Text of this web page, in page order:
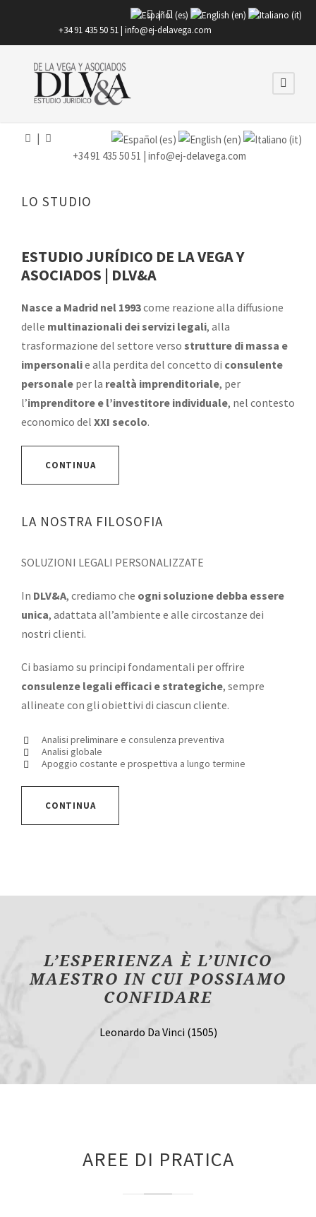
|
+34 91 435 50 51 | info@ej-delavega.com
+34 91 435 50 51 | info@ej-delavega.com
LO STUDIO
ESTUDIO JURÍDICO DE LA VEGA Y
ASOCIADOS | DLV&A
Nasce a Madrid nel 1993come reazione alla diffusione
delle multinazionali dei servizi legali, alla
trasformazione del settore verso strutture di massa e
impersonalie alla perdita del concetto di consulente
personale per la realtà imprenditoriale, per
l’imprenditore e l’investitore individuale, nel contesto
economico del XXI secolo.
CONTINUA
LA NOSTRA FILOSOFIA
SOLUZIONI LEGALI PERSONALIZZATE
In DLV&A, crediamo che ogni soluzione debba essere
unica, adattata all’ambiente e alle circostanze dei
nostri clienti.
Ci basiamo su principi fondamentali per offrire
consulenze legali efficaci e strategiche, sempre
allineate con gli obiettivi di ciascun cliente.
Analisi preliminare e consulenza preventiva
Analisi globale
Apoggio costante e prospettiva a lungo termine
CONTINUA
L’ESPERIENZA È L’UNICO
MAESTRO IN CUI POSSIAMO
CONFIDARE
Leonardo Da Vinci (1505)
AREE DI PRATICA